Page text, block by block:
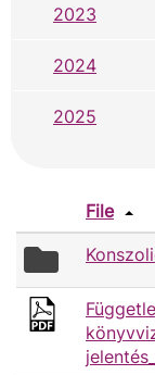
2023
2024
2025
File
folder